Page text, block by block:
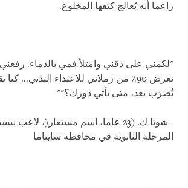
زاعما أنه يُعالج كتفها المخلوع.
"لكمني على ذقني وامتلأ فمي بالدماء.
تعرض 90٪ من زملائي للاعتداء البدني...
تُضرَب بعد، متى يأتي دورك؟""
- شوتا ك. (23 عاما، اسم مستعار(،
المرحلة الثانوية في محافظة سايتاما